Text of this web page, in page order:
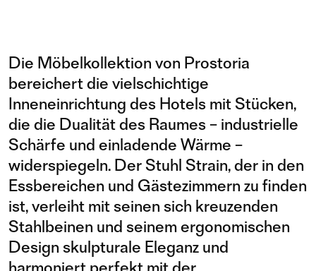
Die Möbelkollektion von Prostoria
bereichert die vielschichtige
Inneneinrichtung des Hotels mit Stücken,
die die Dualität des Raumes – industrielle
Schärfe und einladende Wärme –
widerspiegeln. Der Stuhl Strain, der in den
Essbereichen und Gästezimmern zu finden
ist, verleiht mit seinen sich kreuzenden
Stahlbeinen und seinem ergonomischen
Design skulpturale Eleganz und